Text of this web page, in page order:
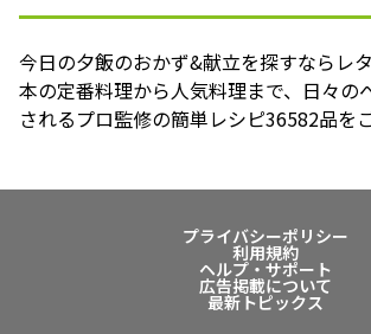
今日の夕飯のおかず&献立を探すならレ
本の定番料理から人気料理まで、日々の
されるプロ監修の簡単レシピ36582品を
プライバシーポリシー
利用規約
ヘルプ・サポート
広告掲載について
最新トピックス